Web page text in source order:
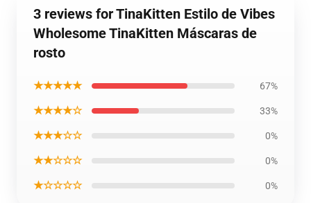
3 reviews for TinaKitten Estilo de Vibes
Wholesome TinaKitten Máscaras de
rosto
★★★★★ 67%
★★★★☆ 33%
★★★☆☆ 0%
★★☆☆☆ 0%
★☆☆☆☆ 0%